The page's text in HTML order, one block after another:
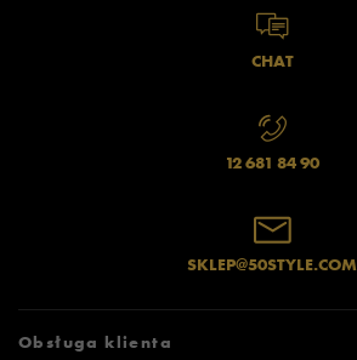
CHAT
12 681 84 90
SKLEP@50STYLE.COM
Obsługa klienta